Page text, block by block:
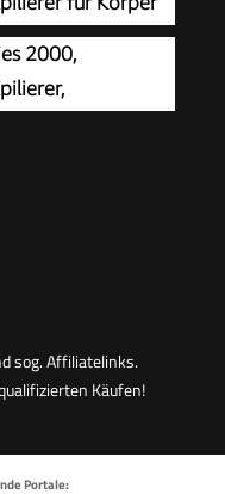
Haarentferner.
epilieren
Damen, Modell
2000,
sog. Affiliatelinks.
Käufen!
Portale: